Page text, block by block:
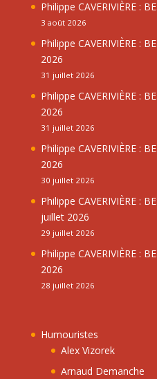
Philippe CAVERIVIÈRE :
3 août 2026
Philippe CAVERIVIÈRE :
2026
31 juillet 2026
Philippe CAVERIVIÈRE :
2026
31 juillet 2026
Philippe CAVERIVIÈRE :
2026
30 juillet 2026
Philippe CAVERIVIÈRE :
juillet 2026
29 juillet 2026
Philippe CAVERIVIÈRE :
2026
28 juillet 2026
Humouristes
Alex Vizorek
Arnaud Demanche